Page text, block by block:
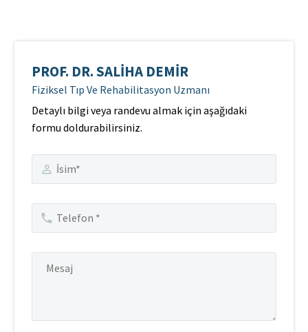
PROF. DR. SALIHA DEMIR
Fiziksel Tıp Ve Rehabilitasyon Uzmanı
Detaylı bilgi veya randevu almak için aşağıdaki
formu doldurabilirsiniz.